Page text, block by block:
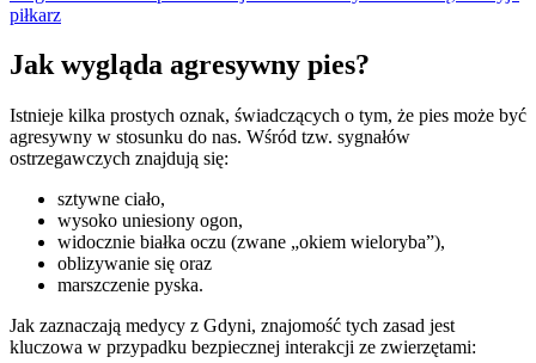
piłkarz
Jak wygląda agresywny pies?
Istnieje kilka prostych oznak, świadczących o tym, że pies może być
agresywny w stosunku do nas. Wśród tzw. sygnałów
ostrzegawczych znajdują się:
sztywne ciało,
wysoko uniesiony ogon,
widocznie białka oczu (zwane „okiem wieloryba”),
oblizywanie się oraz
marszczenie pyska.
Jak zaznaczają medycy z Gdyni, znajomość tych zasad jest
kluczowa w przypadku bezpiecznej interakcji ze zwierzętami: